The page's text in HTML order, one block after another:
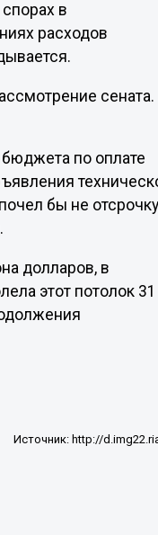
в
расходов
сената.
по оплате
бы не отсрочку
долларов, в
этот потолок 31
Источник: http://